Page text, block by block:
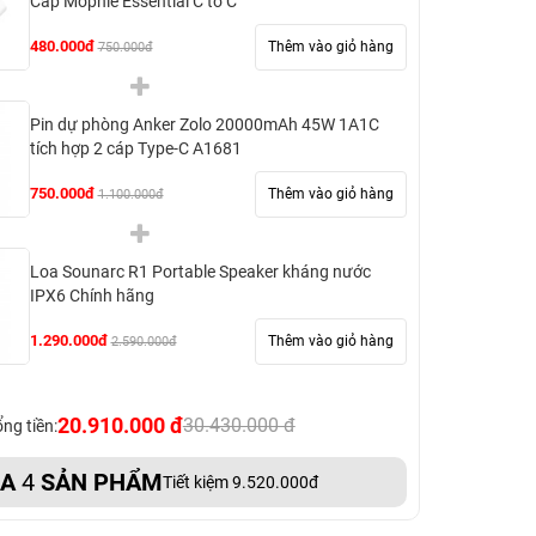
480.000đ 750.000đ Thêm vào giỏ hàng
Pin dự phòng Anker Zolo 20000mAh 45W 1A1C
tích hợp 2 cáp Type-C A1681
750.000đ 1.100.000đ Thêm vào giỏ hàng
Loa Sounarc R1 Portable Speaker kháng nước
IPX6 Chính hãng
1.290.000đ 2.590.000đ Thêm vào giỏ hàng
tiền:20.910.000 đ30.430.000 đ
4SẢN PHẨMTiết kiệm 9.520.000đ